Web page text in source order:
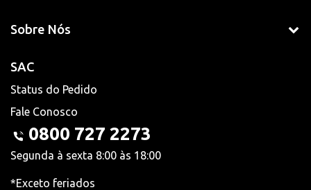
Sobre Nós
SAC
Status do Pedido
Fale Conosco
0800 727 2273
Segunda à sexta 8:00 às 18:00
*Exceto feriados